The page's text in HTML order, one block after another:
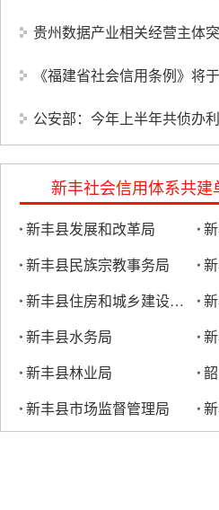
新丰社会信用体系共建
新丰县发展和改革局
新丰县民族宗教事务局
新丰县住房和城乡建设管理局
新丰县水务局
新丰县林业局
新丰县市场监督管理局